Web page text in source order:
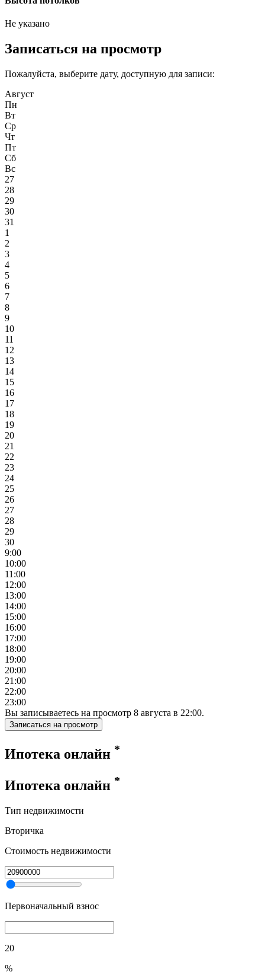
Не указано
Записаться на просмотр
Пожалуйста, выберите дату, доступную для записи:
Август
Пн
Вт
Ср
Чт
Пт
Сб
Вс
27
28
29
30
31
1
2
3
4
5
6
7
8
9
10
11
12
13
14
15
16
17
18
19
20
21
22
23
24
25
26
27
28
29
30
9:00
10:00
11:00
12:00
13:00
14:00
15:00
16:00
17:00
18:00
19:00
20:00
21:00
22:00
23:00
Вы записываетесь на просмотр 8 августа в 22:00.
Записаться на просмотр
Ипотека онлайн *
Ипотека онлайн *
Тип недвижимости
Вторичка
Стоимость недвижимости
Первоначальный взнос
20
%